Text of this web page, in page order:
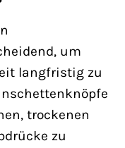
um
langfristig zu
trockenen
zu